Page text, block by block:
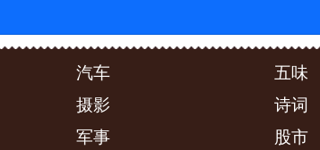
汽车 五味
摄影 诗词
军事 股市